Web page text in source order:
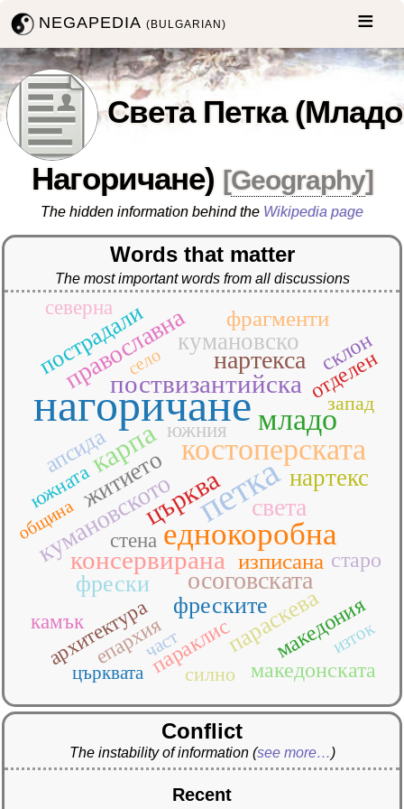
NEGAPEDIA(BULGARIAN)
Света Петка (Младо
Нагоричане) [Geography]
The hidden information behind the Wikipedia page
Words that matter
The most important words from all discussions
нагоричане
петка
еднокоробна
костоперската
младо
карпа
църква
консервирана
поствизантийска
кумановското
нартекса
осоговската
православна
света
житието
кумановско
нартекс
параскева
пострадали
фрески
фреските
апсида
изписана
фрагменти
македония
македонската
отделен
параклис
склон
старо
архитектура
епархия
камък
северна
стена
южния
запад
силно
южната
изток
църквата
част
община
село
Conflict
The instability of information (see more…)
Recent